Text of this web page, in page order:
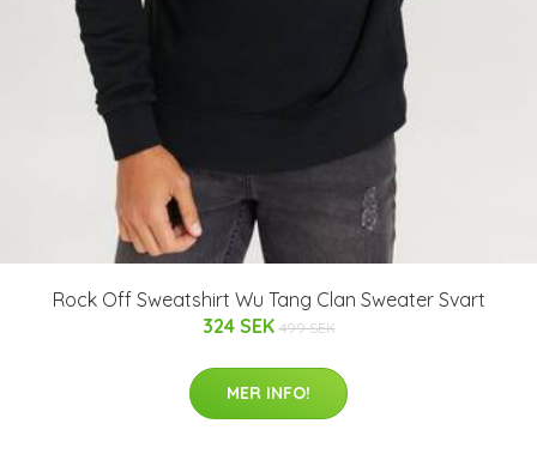
Rock Off Sweatshirt Wu Tang Clan Sweater Svart
324 SEK 499 SEK
MER INFO!